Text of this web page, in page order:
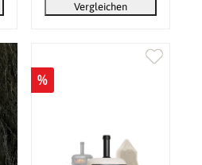
Vergleichen
%